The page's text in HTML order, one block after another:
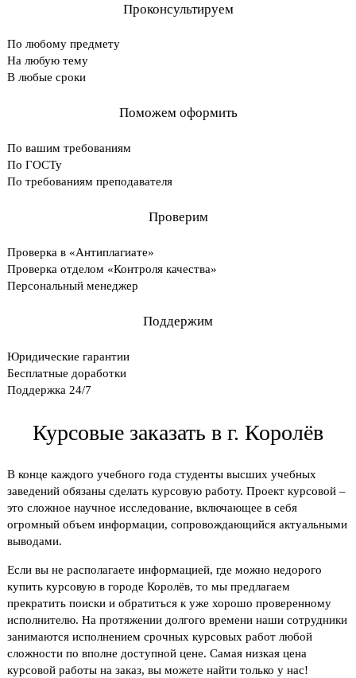
Проконсультируем
По любому предмету
На любую тему
В любые сроки
Поможем оформить
По вашим требованиям
По ГОСТу
По требованиям преподавателя
Проверим
Проверка в «Антиплагиате»
Проверка отделом «Контроля качества»
Персональный менеджер
Поддержим
Юридические гарантии
Бесплатные доработки
Поддержка 24/7
Курсовые заказать в г. Королёв
В конце каждого учебного года студенты высших учебных
заведений обязаны сделать курсовую работу. Проект курсовой –
это сложное научное исследование, включающее в себя
огромный объем информации, сопровождающийся актуальными
выводами.
Если вы не располагаете информацией, где можно недорого
купить курсовую в городе Королёв, то мы предлагаем
прекратить поиски и обратиться к уже хорошо проверенному
исполнителю. На протяжении долгого времени наши сотрудники
занимаются исполнением срочных курсовых работ любой
сложности по вполне доступной цене. Самая низкая цена
курсовой работы на заказ, вы можете найти только у нас!